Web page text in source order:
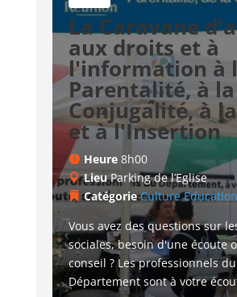
La Caravane
aux droits et à
l'information à
Parentalité, à la
Conjugalité, à
et à l'Insertion
Heure 8h00
LieuParking de l’Eglise
CatégorieCulture Education
Vous avez des questions sur
sociales, besoin d'une écoute
conseil ? Les professionnels du
Département sont à votre